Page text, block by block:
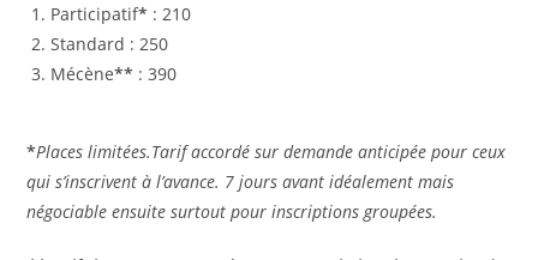
Participatif* : 210
Standard : 250
Mécène** : 390
*Places limitées.Tarif accordé sur demande anticipée pour ceux
qui s’inscrivent à l’avance. 7 jours avant idéalement mais
négociable ensuite surtout pour inscriptions groupées.